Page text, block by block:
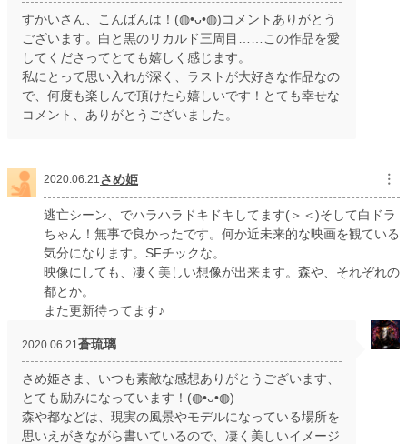
すかいさん、こんばんは！(◍•ᴗ•◍)コメントありがとう
ございます。白と黒のリカルド三周目……この作品を愛
してくださってとても嬉しく感じます。
私にとって思い入れが深く、ラストが大好きな作品なの
で、何度も楽しんで頂けたら嬉しいです！とても幸せな
コメント、ありがとうございました。
2020.06.21さめ姫 ︙
逃亡シーン、でハラハラドキドキしてます(＞＜)そして白ドラ
ちゃん！無事で良かったです。何か近未来的な映画を観ている
気分になります。SFチックな。
映像にしても、凄く美しい想像が出来ます。森や、それぞれの
都とか。
また更新待ってます♪
2020.06.21 蒼琉璃
さめ姫さま、いつも素敵な感想ありがとうございます、
とても励みになっています！(◍•ᴗ•◍)
森や都などは、現実の風景やモデルになっている場所を
思いえがきながら書いているので、凄く美しいイメージ